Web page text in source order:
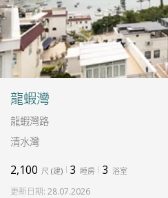
龍蝦灣
龍蝦灣路
清水灣
2,100 尺 (建) 3 睡房 3 浴室
更新日期: 28.07.2026